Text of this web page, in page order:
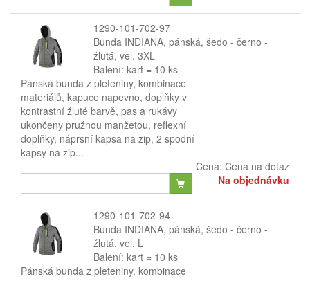
1290-101-702-97
Bunda INDIANA, pánská, šedo - černo -
žlutá, vel. 3XL
Balení: kart = 10 ks
Pánská bunda z pleteniny, kombinace
materiálů, kapuce napevno, doplňky v
kontrastní žluté barvě, pas a rukávy
ukončeny pružnou manžetou, reflexní
doplňky, náprsní kapsa na zip, 2 spodní
kapsy na zip...
Cena: Cena na dotaz
Na objednávku
1290-101-702-94
Bunda INDIANA, pánská, šedo - černo -
žlutá, vel. L
Balení: kart = 10 ks
Pánská bunda z pleteniny, kombinace